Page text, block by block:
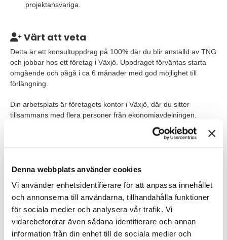
Denna webbplats använder cookies
Vi använder enhetsidentifierare för att anpassa innehållet
och annonserna till användarna, tillhandahålla funktioner
för sociala medier och analysera vår trafik. Vi
vidarebefordrar även sådana identifierare och annan
information från din enhet till de sociala medier och
projektansvariga.
Värt att veta
Detta är ett konsultuppdrag på 100% där du blir anställd av TNG
och jobbar hos ett företag i Växjö. Uppdraget förväntas starta
omgående och pågå i ca 6 månader med god möjlighet till
förlängning.
Din arbetsplats är företagets kontor i Växjö, där du sitter
tillsammans med flera personer från ekonomiavdelningen.
Det finns möjlighet att jobba hemifrån efter en upplärningsperiod
Våra förväntningar
Till det här uppdraget söker vi dig som:
Har tidigare erfarenhet av att jobba med
projektadministration.